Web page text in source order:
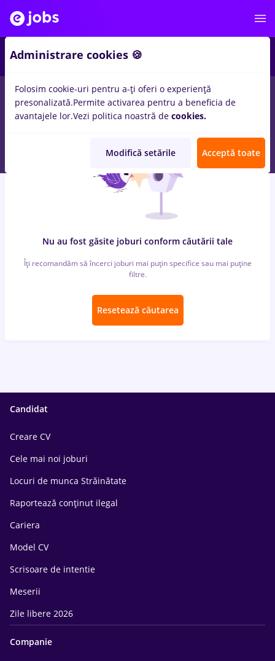
locuri de muncapull bear, Part time inTimisoara
experientainBanci, Medicina / Sanatate
Nu au fost găsite joburi conform căutării tale
Îți recomandăm să încerci joburi mai puțin specifice sau mai puține
filtre.
Resetează căutarea
Candidat
Creare CV
Cele mai noi joburi
Locuri de munca Străinătate
Raportează conținut ilegal
Cariera
Model CV
Scrisoare de intentie
Meserii
Zile libere 2026
Companie
Administrare cookies 🍪
Folosim cookie-uri pentru a-ți oferi o experiență
presonalizată.Permite activarea pentru a beneficia de
avantajele lor.Vezi politica noastră de cookies.
Modifică setările Acceptă toate